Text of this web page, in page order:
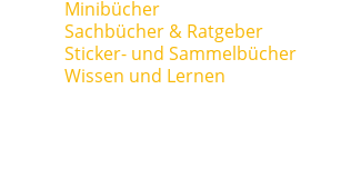
Minibücher
Sachbücher & Ratgeber
Sticker- und Sammelbücher
Wissen und Lernen